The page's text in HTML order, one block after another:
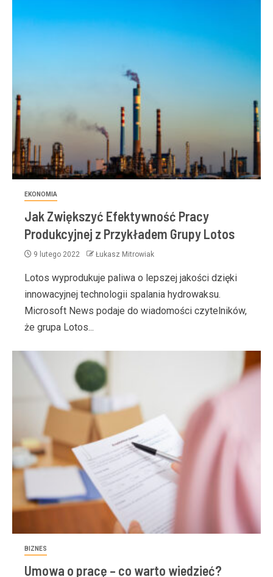
EKONOMIA
Jak Zwiększyć Efektywność Pracy
Produkcyjnej z Przykładem Grupy Lotos
9 lutego 2022 Łukasz Mitrowiak
Lotos wyprodukuje paliwa o lepszej jakości dzięki
innowacyjnej technologii spalania hydrowaksu.
Microsoft News podaje do wiadomości czytelników,
że grupa Lotos...
BIZNES
Umowa o pracę – co warto wiedzieć?